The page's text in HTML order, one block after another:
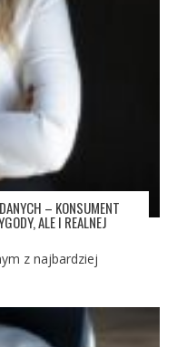
– KONSUMENT
ALE I REALNEJ
z najbardziej